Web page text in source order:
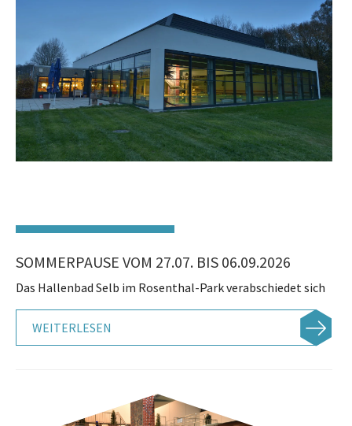
SOMMERPAUSE VOM 27.07. BIS 06.09.2026
Das Hallenbad Selb im Rosenthal-Park verabschiedet sich
WEITERLESEN